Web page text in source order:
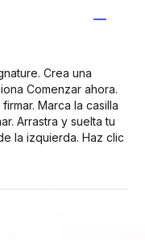
Crea una
Comenzar ahora.
Marca la casilla
Arrastra y suelta tu
la izquierda. Haz clic